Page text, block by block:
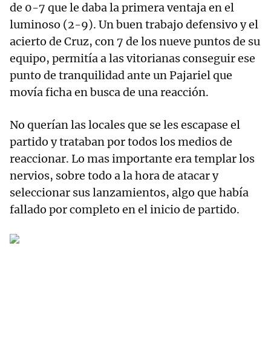
de 0-7 que le daba la primera ventaja en el
luminoso (2-9). Un buen trabajo defensivo y el
acierto de Cruz, con 7 de los nueve puntos de su
equipo, permitía a las vitorianas conseguir ese
punto de tranquilidad ante un Pajariel que
movía ficha en busca de una reacción.
No querían las locales que se les escapase el
partido y trataban por todos los medios de
reaccionar. Lo mas importante era templar los
nervios, sobre todo a la hora de atacar y
seleccionar sus lanzamientos, algo que había
fallado por completo en el inicio de partido.